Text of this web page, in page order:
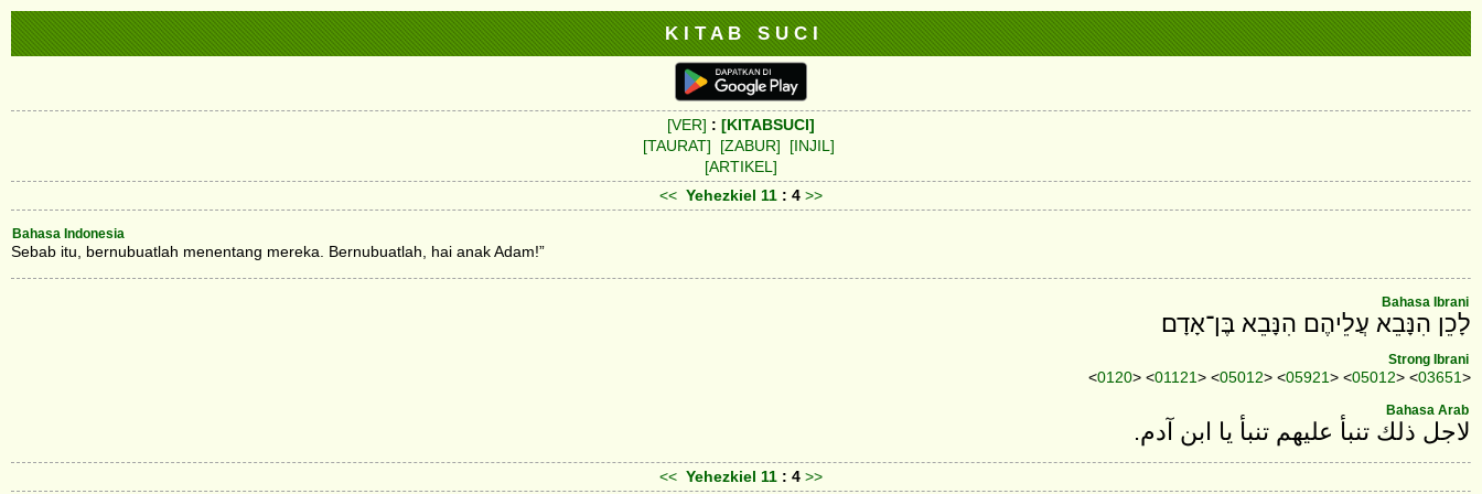
K I T A B S U C I
[VER] : [KITABSUCI]
[TAURAT]
[ZABUR]
[INJIL]
[ARTIKEL]
<< Yehezkiel 11 : 4 >>
Bahasa Indonesia
Sebab itu, bernubuatlah menentang mereka. Bernubuatlah, hai anak Adam!”
Bahasa Ibrani
לָכֵן הִנָּבֵא עֲלֵיהֶם הִנָּבֵא בֶּן־אָדָם׃
Strong Ibrani
<0120> <01121> <05012> <05921> <05012> <03651>
Bahasa Arab
لاجل ذلك تنبأ عليهم تنبأ يا ابن آدم.
<< Yehezkiel 11 : 4 >>